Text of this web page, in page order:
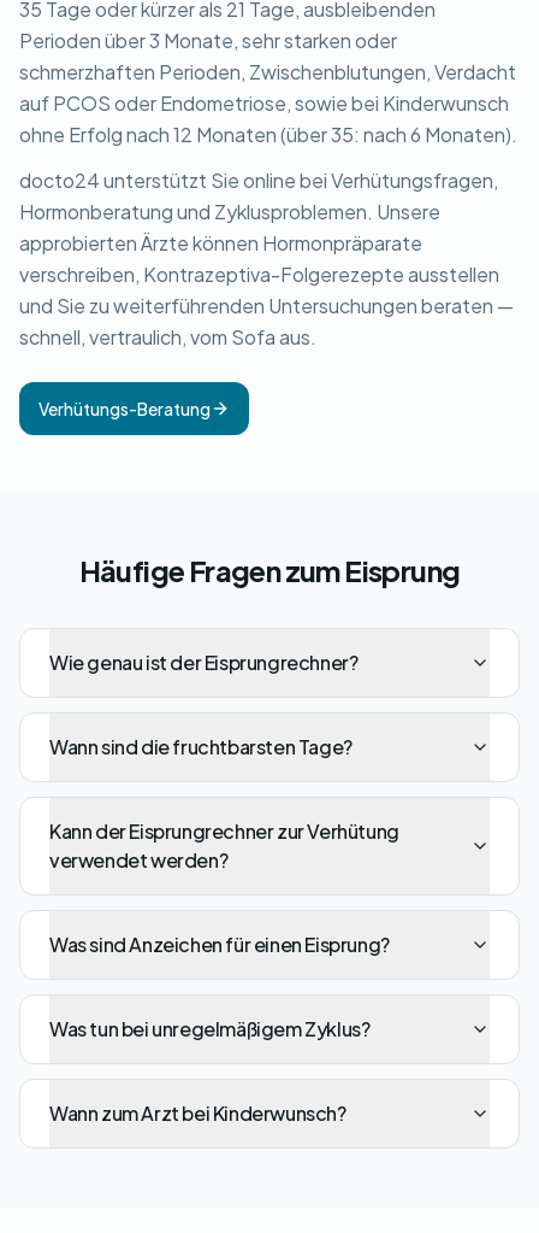
35 Tage oder kürzer als 21 Tage, ausbleibenden
Perioden über 3 Monate, sehr starken oder
schmerzhaften Perioden, Zwischenblutungen, Verdacht
auf PCOS oder Endometriose, sowie bei Kinderwunsch
ohne Erfolg nach 12 Monaten (über 35: nach 6 Monaten).
docto24 unterstützt Sie online bei Verhütungsfragen,
Hormonberatung und Zyklusproblemen. Unsere
approbierten Ärzte können Hormonpräparate
verschreiben, Kontrazeptiva-Folgerezepte ausstellen
und Sie zu weiterführenden Untersuchungen beraten —
schnell, vertraulich, vom Sofa aus.
Verhütungs-Beratung
Häufige Fragen zum Eisprung
Wie genau ist der Eisprungrechner?
Wann sind die fruchtbarsten Tage?
Kann der Eisprungrechner zur Verhütung
verwendet werden?
Was sind Anzeichen für einen Eisprung?
Was tun bei unregelmäßigem Zyklus?
Wann zum Arzt bei Kinderwunsch?